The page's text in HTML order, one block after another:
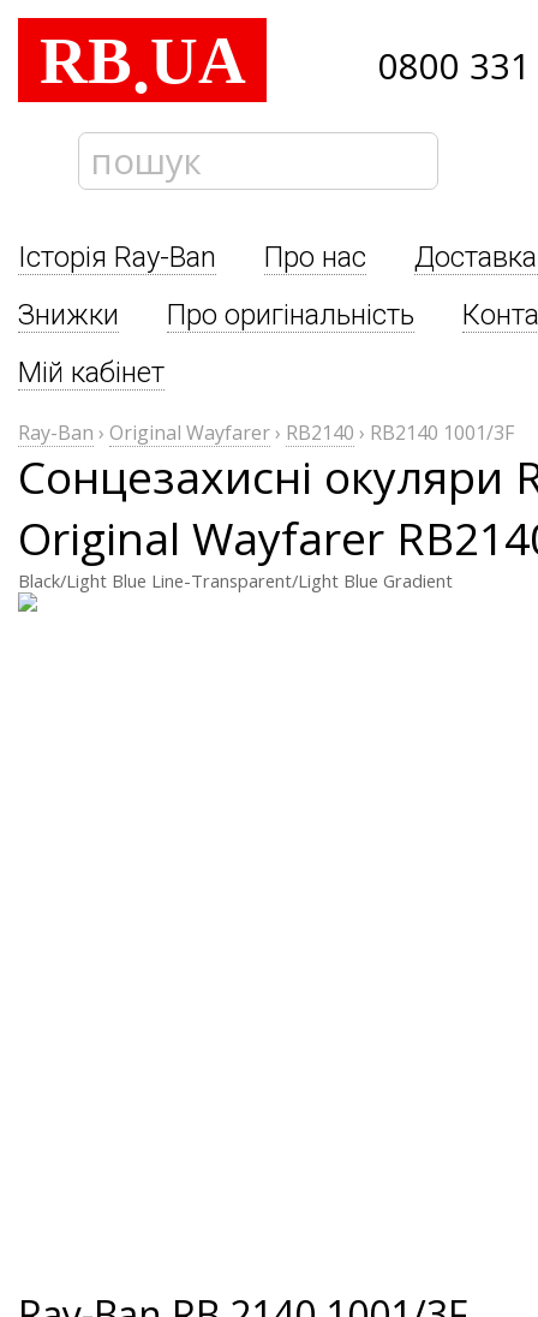
RB.UA 0800
Історія Ray-Ban Про нас
Знижки
Про оригінальність
Мій кабінет
Ray-Ban › Original Wayfarer› RB2140 › RB2140 1001/3F
Сонцезахисні окуляри
Original Wayfarer
Black/Light Blue Line-Transparent/Light Blue Gradient